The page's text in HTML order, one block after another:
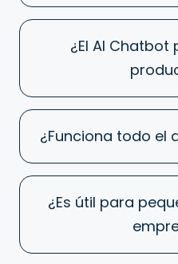
¿El AI Chatbot
¿Funciona todo el
¿Es útil para